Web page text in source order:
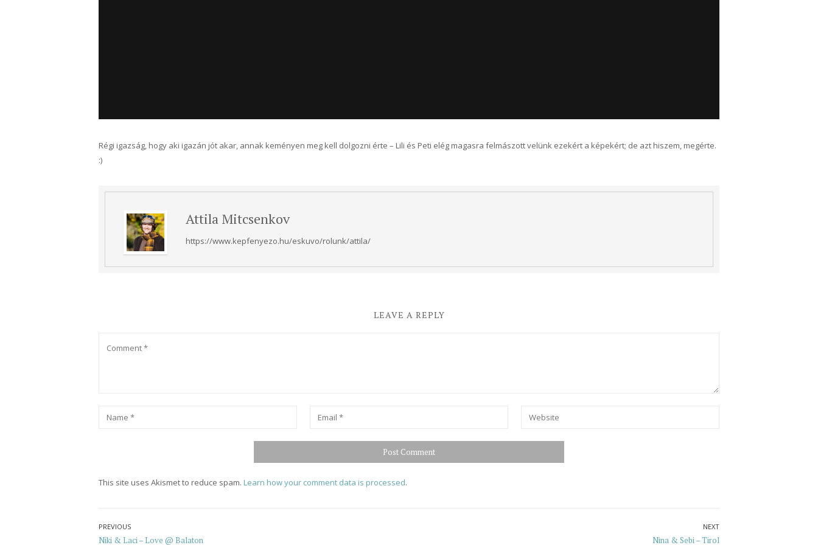
Régi igazság, hogy aki igazán jót akar, annak keményen meg kell dolgozni érte – Lili és Peti elég magasra felmászott velünk ezekért a képekért; de azt hiszem, megérte.
:)
Attila Mitcsenkov
https://www.kepfenyezo.hu/eskuvo/rolunk/attila/
LEAVE A REPLY
Name Email Website
This site uses Akismet to reduce spam. Learn how your comment data is processed.
Post
PREVIOUS
Previous
Niki & Laci – Love @ Balaton
NEXT
Next
Nina & Sebi – Tirol